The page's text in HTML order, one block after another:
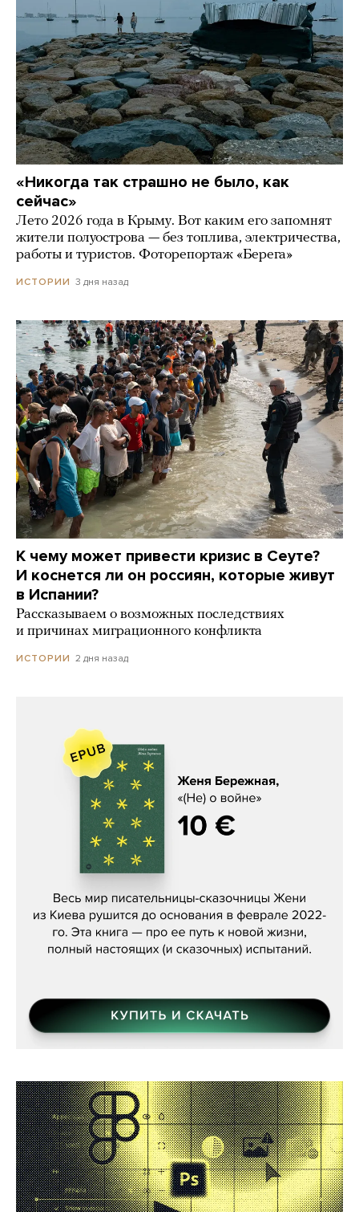
«Никогда так страшно не было, как
сейчас»
Лето 2026 года в Крыму. Вот каким его запомнят
жители полуострова — без топлива, электричества,
работы и туристов. Фоторепортаж «Берега»
ИСТОРИИ 3 дня назад
К чему может привести кризис в Сеуте?
И коснется ли он россиян, которые живут
в Испании?
Рассказываем о возможных последствиях
и причинах миграционного конфликта
ИСТОРИИ 2 дня назад
Женя Бережная, «(Не) о войне»